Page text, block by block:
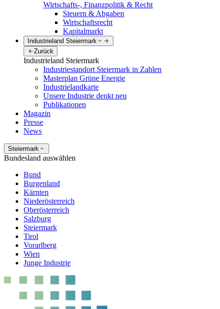
Wirtschafts-, Finanzpolitik & Recht
Steuern & Abgaben
Wirtschaftsrecht
Kapitalmarkt
Industrieland Steiermark
Zurück
Industrieland Steiermark
Industriestandort Steiermark in Zahlen
Masterplan Grüne Energie
Industrielandkarte
Unsere Industrie denkt neu
Publikationen
Magazin
Presse
News
Steiermark
Bundesland auswählen
Bund
Burgenland
Kärnten
Niederösterreich
Oberösterreich
Salzburg
Steiermark
Tirol
Vorarlberg
Wien
Junge Industrie